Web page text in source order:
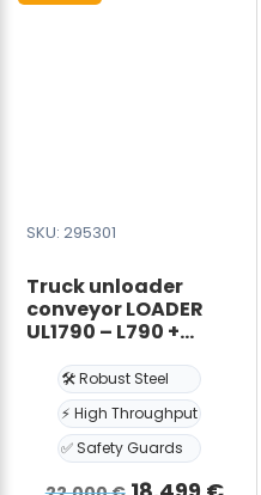
SKU: 295301
Truck unloader
conveyor LOADER
UL1790 – L790 +
🛠️ Robust Steel
⚡ High Throughput
✅ Safety Guards